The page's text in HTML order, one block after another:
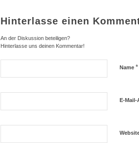
Hinterlasse einen
An der Diskussion beteiligen?
Hinterlasse uns deinen Kommentar!
Name *
E-Mail-